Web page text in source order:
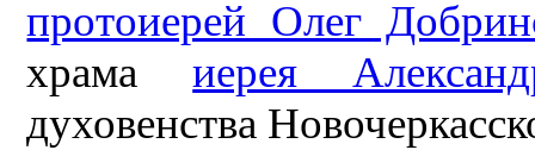
протоиерей Олег
храмаиерея
духовенства